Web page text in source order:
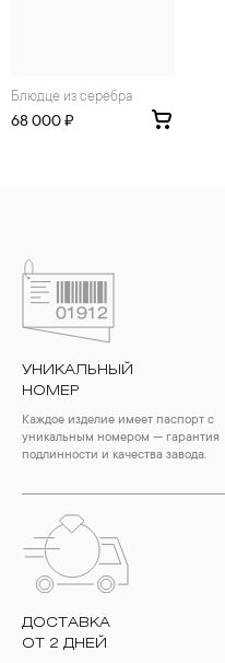
Блюдце из серебра
68 000 ₽
УНИКАЛЬНЫЙ
НОМЕР
Каждое изделие имеет паспорт с
уникальным номером — гарантия
подлинности и качества завода.
ДОСТАВКА
ОТ 2 ДНЕЙ